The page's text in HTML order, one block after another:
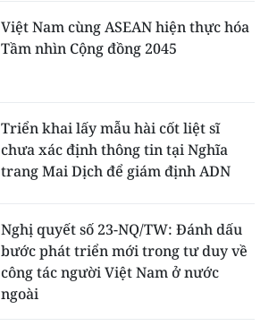
Việt Nam cùng ASEAN hiện thực hóa
Tầm nhìn Cộng đồng 2045
Triển khai lấy mẫu hài cốt liệt sĩ
chưa xác định thông tin tại Nghĩa
trang Mai Dịch để giám định ADN
Nghị quyết số 23-NQ/TW: Đánh dấu
bước phát triển mới trong tư duy về
công tác người Việt Nam ở nước
ngoài